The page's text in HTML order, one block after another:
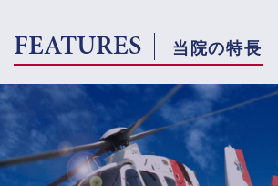
FEATURES 当院の特長